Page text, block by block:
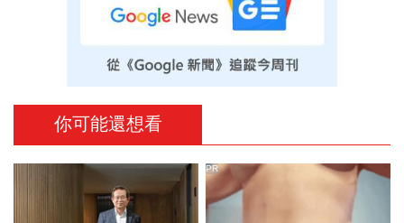
你可能還想看
PR